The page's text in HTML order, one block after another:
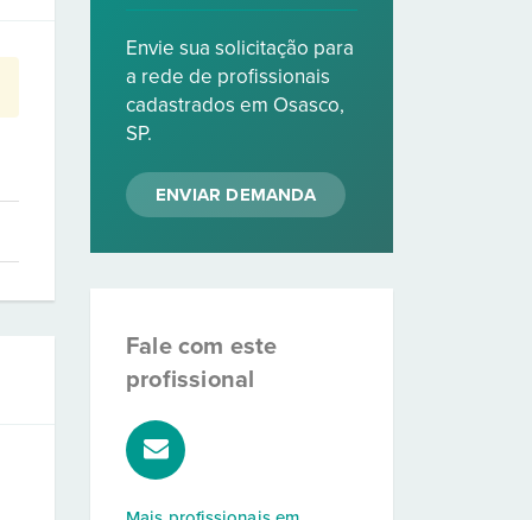
Envie sua solicitação para
a rede de profissionais
cadastrados em Osasco,
SP.
ENVIAR DEMANDA
Fale com este
profissional